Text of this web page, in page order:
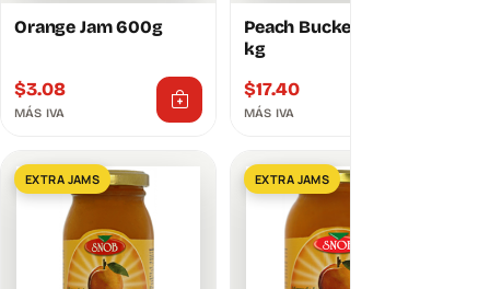
Orange Jam 600g
$3.08
MÁS IVA
Peach Bucket Jam 4.8
kg
$17.40
MÁS IVA
EXTRA JAMS EXTRA JAMS